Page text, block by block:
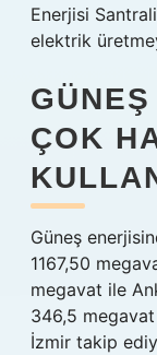
Enerjisi
elektrik
ÇOK
Güneş
1167,50
megavat ile
346,5
İzmir takip